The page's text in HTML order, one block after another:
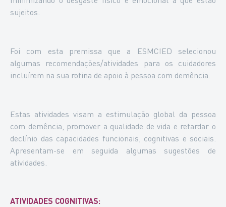
sujeitos.
Foi com esta premissa que a ESMCIED selecionou
algumas recomendações/atividades para os cuidadores
incluírem na sua rotina de apoio à pessoa com demência.
Estas atividades visam a estimulação global da pessoa
com demência, promover a qualidade de vida e retardar o
declínio das capacidades funcionais, cognitivas e sociais.
Apresentam-se em seguida algumas sugestões de
atividades.
ATIVIDADES COGNITIVAS: